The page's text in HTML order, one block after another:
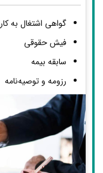
گواهی اشتغال به کار
فیش حقوقی
سابقه بیمه
رزومه و توصیه‌نامه